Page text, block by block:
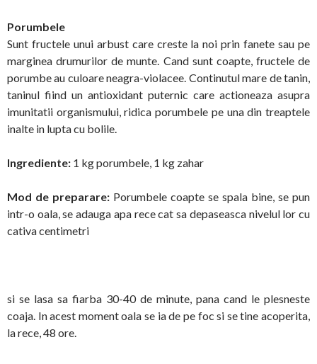
Porumbele
Sunt fructele unui arbust care creste la noi prin fanete sau pe
marginea drumurilor de munte. Cand sunt coapte, fructele de
porumbe au culoare neagra-violacee. Continutul mare de tanin,
taninul fiind un antioxidant puternic care actioneaza asupra
imunitatii organismului, ridica porumbele pe una din treaptele
inalte in lupta cu bolile.
Ingrediente: 1 kg porumbele, 1 kg zahar
Mod de preparare: Porumbele coapte se spala bine, se pun
intr-o oala, se adauga apa rece cat sa depaseasca nivelul lor cu
cativa centimetri
si se lasa sa fiarba 30-40 de minute, pana cand le plesneste
coaja. In acest moment oala se ia de pe foc si se tine acoperita,
la rece, 48 ore.